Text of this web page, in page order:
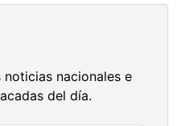
noticias nacionales e
del día.